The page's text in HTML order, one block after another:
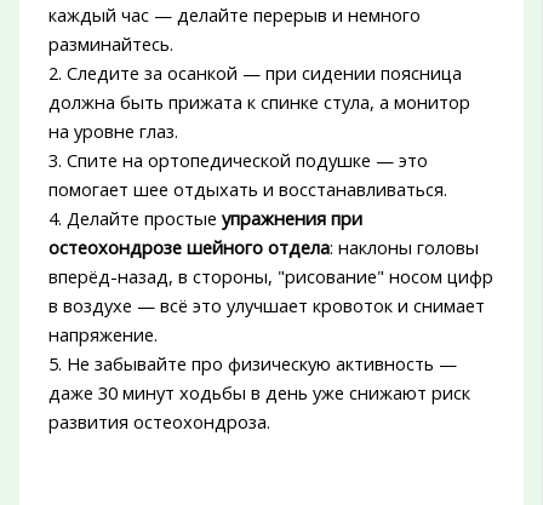
каждый час — делайте перерыв и немного
разминайтесь.
2. Следите за осанкой — при сидении поясница
должна быть прижата к спинке стула, а монитор
на уровне глаз.
3. Спите на ортопедической подушке — это
помогает шее отдыхать и восстанавливаться.
4. Делайте простые упражнения при
остеохондрозе шейного отдела: наклоны головы
вперёд-назад, в стороны, "рисование" носом цифр
в воздухе — всё это улучшает кровоток и снимает
напряжение.
5. Не забывайте про физическую активность —
даже 30 минут ходьбы в день уже снижают риск
развития остеохондроза.